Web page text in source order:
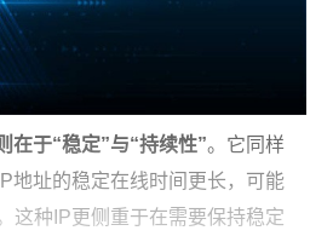
在于“稳定”与“持续性”。它同样
地址的稳定在线时间更长，可能
这种IP更侧重于在需要保持稳定